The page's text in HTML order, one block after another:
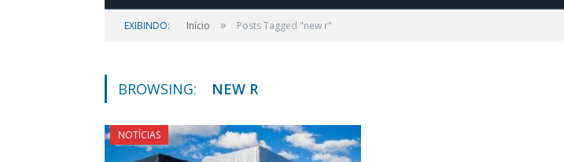
EXIBINDO: Início » Posts Tagged "new r"
BROWSING: NEW R
NOTÍCIAS